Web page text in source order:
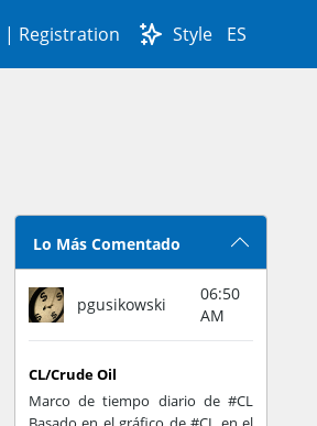
| Registration Style ES
Lo Más Comentado
pgusikowski
06:50
AM
CL/Crude Oil
Marco de tiempo diario de #CL